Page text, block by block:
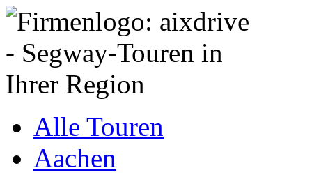
Alle Touren
Aachen